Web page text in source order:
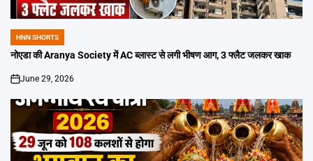
POSTED
IN
HNN SHORTS
नोएडा की Aranya Society में AC ब्लास्ट से लगी भीषण आग, 3 फ्लैट जलकर खाक
on
June 29, 2026